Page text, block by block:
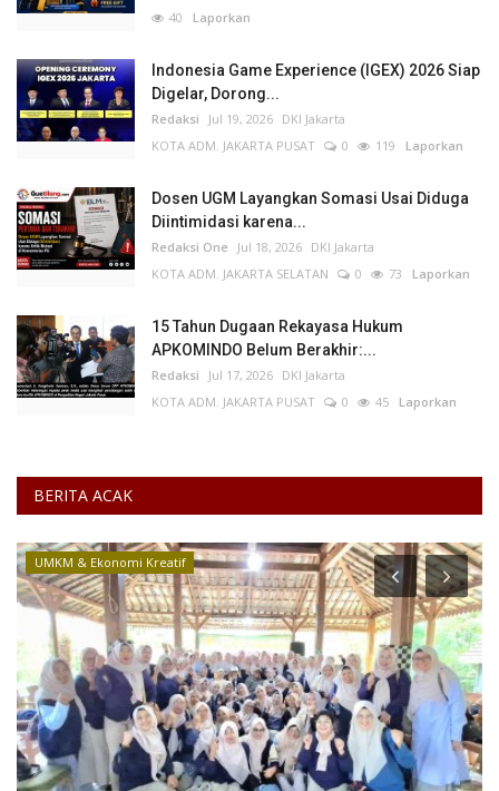
40 Laporkan
Indonesia Game Experience (IGEX) 2026 Siap
Digelar, Dorong...
Redaksi Jul 19, 2026 DKI Jakarta
KOTA ADM. JAKARTA PUSAT
0 119 Laporkan
Dosen UGM Layangkan Somasi Usai Diduga
Diintimidasi karena...
Redaksi One Jul 18, 2026 DKI Jakarta
KOTA ADM. JAKARTA SELATAN
0 73 Laporkan
15 Tahun Dugaan Rekayasa Hukum
APKOMINDO Belum Berakhir:...
Redaksi Jul 17, 2026 DKI Jakarta
KOTA ADM. JAKARTA PUSAT
0 45 Laporkan
BERITA ACAK
UMKM & Ekonomi Kreatif